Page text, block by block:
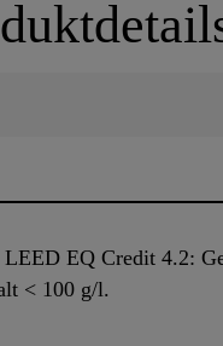
EQ Credit 4.2:
< 100 g/l.